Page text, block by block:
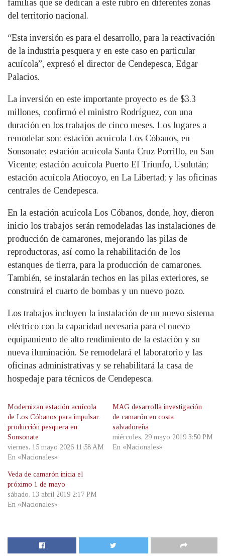
familias que se dedican a este rubro en diferentes zonas
del territorio nacional.
“Esta inversión es para el desarrollo, para la reactivación
de la industria pesquera y en este caso en particular
acuícola”, expresó el director de Cendepesca, Edgar
Palacios.
La inversión en este importante proyecto es de $3.3
millones, confirmó el ministro Rodríguez, con una
duración en los trabajos de cinco meses. Los lugares a
remodelar son: estación acuícola Los Cóbanos, en
Sonsonate; estación acuícola Santa Cruz Porrillo, en San
Vicente; estación acuícola Puerto El Triunfo, Usulután;
estación acuícola Atiocoyo, en La Libertad; y las oficinas
centrales de Cendepesca.
En la estación acuícola Los Cóbanos, donde, hoy, dieron
inicio los trabajos serán remodeladas las instalaciones de
producción de camarones, mejorando las pilas de
reproductoras, así como la rehabilitación de los
estanques de tierra, para la producción de camarones.
También, se instalarán techos en las pilas exteriores, se
construirá el cuarto de bombas y un nuevo pozo.
Los trabajos incluyen la instalación de un nuevo sistema
eléctrico con la capacidad necesaria para el nuevo
equipamiento de alto rendimiento de la estación y su
nueva iluminación. Se remodelará el laboratorio y las
oficinas administrativas y se rehabilitará la casa de
hospedaje para técnicos de Cendepesca.
Modernizan estación acuícola
de Los Cóbanos para impulsar
producción pesquera en
Sonsonate
viernes, 15 mayo 2026 11:58 AM
En «Nacionales»
MAG desarrolla investigación
de camarón en costa
salvadoreña
miércoles, 29 mayo 2019 3:50 PM
En «Nacionales»
Veda de camarón inicia el
próximo 1 de mayo
sábado, 13 abril 2019 2:17 PM
En «Nacionales»